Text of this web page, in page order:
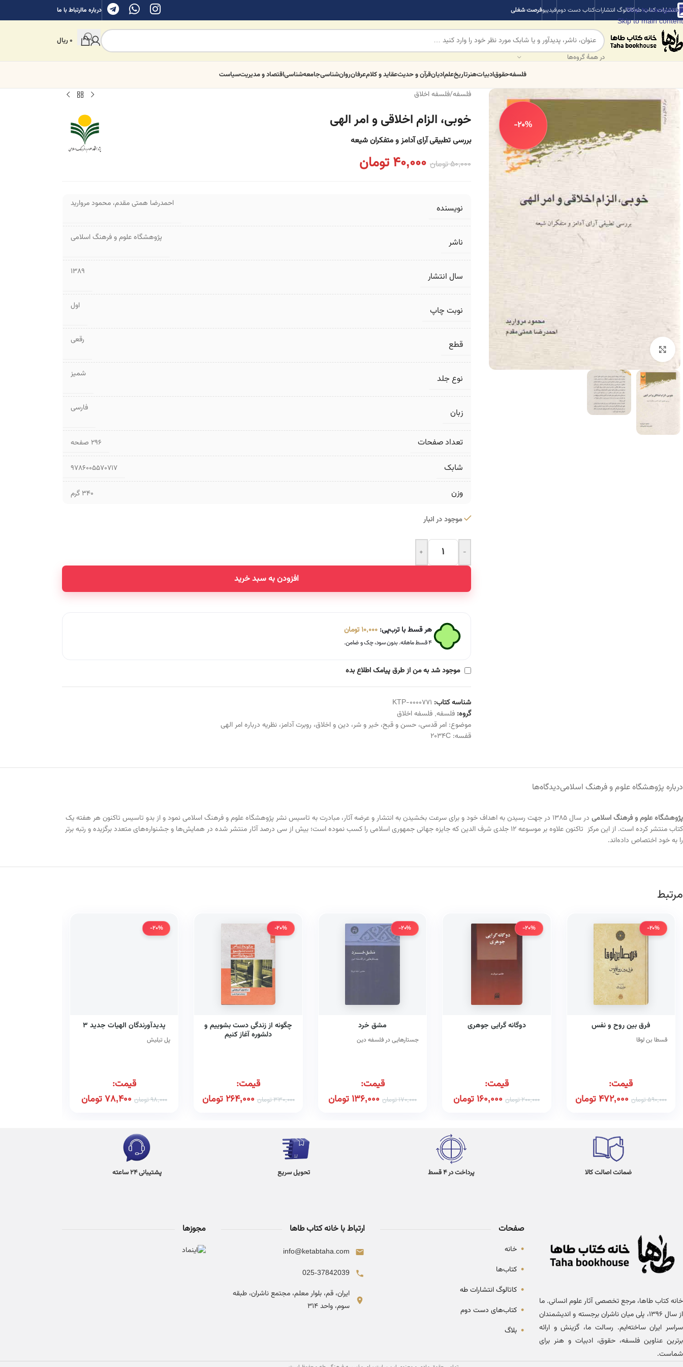
Skip to navigation
Skip to main content
انتشارات کتاب طهکاتالوگ انتشاراتکتاب دست دومفیدیبوفرصت شغلی درباره ماارتباط با ما
در همهٔ گروه‌ها
0ریال
فلسفهحقوقادبیاتهنرتاریخعلمادیانقرآن و حدیثعقاید و کلامعرفانروان‌شناسیجامعه‌شناسیاقتصاد و مدیریتسیاست
-20%
فلسفه/فلسفه اخلاق
خوبی، الزام اخلاقی و امر الهی
بررسی تطبیقی آرای آدامز و متفکران شیعه
50,000تومان 40,000 تومان
نویسنده احمدرضا همتی مقدم،محمود مروارید
ناشر پژوهشگاه علوم و فرهنگ اسلامی
سال انتشار 1389
نوبت چاپ اول
قطع رقعی
نوع جلد شمیز
زبان فارسی
تعداد صفحات ۲۹۶ صفحه
شابک 9786005570717
وزن 340 گرم
موجود در انبار
-
+
افزودن به سبد خرید
Alternative:
هر قسط با ترب‌پی:10,000تومان
۴ قسط ماهانه. بدون سود، چک و ضامن.
موجود شد به من از طرق پیامک اطلاع بده
شناسه کتاب: KTP-0000771
گروه: فلسفه, فلسفه اخلاق
موضوع:امر قدسی،حسن و قبح،خیر و شر، دین و اخلاق، روبرت آدامز،نظریه درباره امر الهی
قفسه:2034C
درباره پژوهشگاه علوم و فرهنگ اسلامیدیدگاه‌ها
پژوهشگاه علوم و فرهنگ اسلامی
در سال ۱۳۸۵ در جهت رسیدن به اهداف خود و برای سرعت بخشیدن به انتشار و عرضه آثار، مبادرت به تاسیس نشر پژوهشگاه علوم و فرهنگ اسلامی نمود و از بدو تاسیس تاکنون هر هفته یک
کتاب منتشر کرده است. از این مرکز تاکنون علاوه بر موسوعه ۱۲ جلدی شرف الدین که جایزه جهانی جمهوری اسلامی را کسب نموده است؛ بیش از سی درصد آثار منتشر شده در همایش‌ها و جشنواره‌های متعدد برگزیده و رتبه برتر
را به خود اختصاص داده‌اند.
مرتبط
-20%
فرق بین روح و نفس
قسطا بن لوقا
قیمت:
590,000تومان 472,000تومان
-20%
دوگانه گرایی جوهری
قیمت:
200,000تومان 160,000تومان
-20%
مشق خرد
جستارهایی در فلسفه دین
قیمت:
170,000تومان 136,000تومان
-20%
چگونه از زندگی دست بشوییم و
دلشوره آغاز کنیم
قیمت:
330,000تومان 264,000تومان
-20%
پدیدآورندگان الهیات جدید ۳
پل تیلیش
قیمت:
98,000تومان 78,400تومان
ضمانت اصالت کالا پرداخت در 4 قسط تحویل سریع پشتیبانی 24 ساعته
خانه کتاب طاها، مرجع تخصصی آثار علوم انسانی. ما
از سال ۱۳۹۶، پلی میان ناشران برجسته و اندیشمندان
سراسر ایران ساخته‌ایم. رسالت ما، گزینش و ارائه
برترین عناوین فلسفه، حقوق، ادبیات و هنر برای
شماست.
صفحات
• خانه
• کتاب‌ها
• کاتالوگ انتشارات طه
• کتاب‌های دست دوم
• بلاگ
ارتباط با خانه کتاب طاها
info@ketabtaha.com
025-37842039
ایران، قم، بلوار معلم، مجتمع ناشران، طبقه
سوم، واحد ۳۱۴
مجوزها